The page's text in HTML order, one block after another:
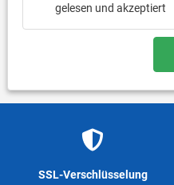
gelesen und akzeptiert
SSL-Verschlüsselung